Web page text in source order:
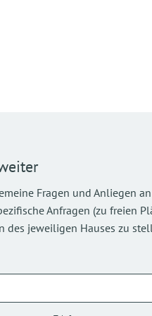
Fragen und Anliegen
Anfragen (zu freien
des jeweiligen Hauses zu